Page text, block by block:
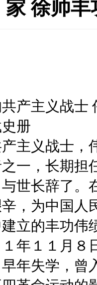
家 徐帅
主义战士
册
主义战士，
一，长期
世长辞了。
，为中国人
立的丰功伟
年１１月８
年失学，曾